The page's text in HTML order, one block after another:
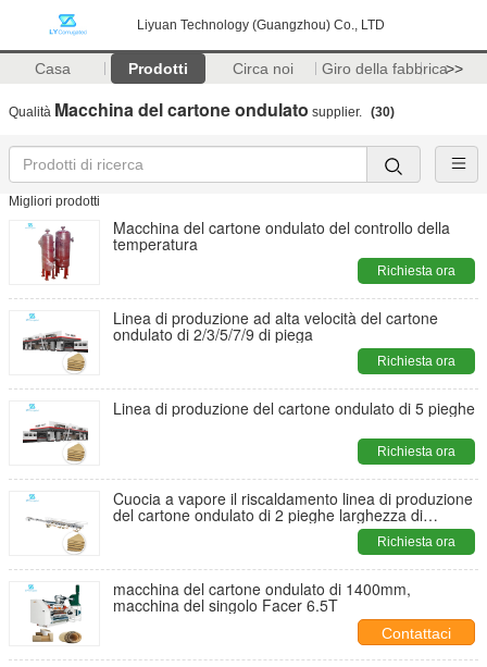
Liyuan Technology (Guangzhou) Co., LTD
Casa Prodotti Circa noi Giro della fabbrica>>
Qualità Macchina del cartone ondulato supplier. (30)
Migliori prodotti
Macchina del cartone ondulato del controllo della
temperatura
Richiesta ora
Linea di produzione ad alta velocità del cartone
ondulato di 2/3/5/7/9 di piega
Richiesta ora
Linea di produzione del cartone ondulato di 5 pieghe
Richiesta ora
Cuocia a vapore il riscaldamento linea di produzione
del cartone ondulato di 2 pieghe larghezza di
Richiesta ora
macchina del cartone ondulato di 1400mm,
macchina del singolo Facer 6.5T
Contattaci